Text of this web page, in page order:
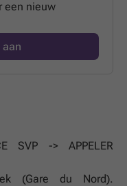
een nieuw
SVP -> APPELER
(Gare du Nord).